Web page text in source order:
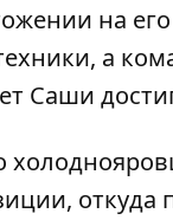
на
а
Саши